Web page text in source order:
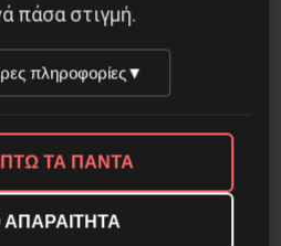
πάσα στιγμή.
πληροφορίες▼
ΤΑ ΠΑΝΤΑ